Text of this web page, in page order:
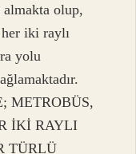
almakta olup,
iki raylı
yolu
METROBÜS,
İKİ RAYLI
TÜRLÜ